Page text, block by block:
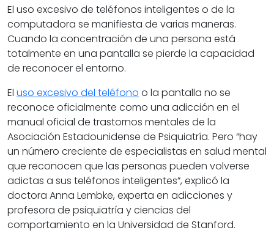
El uso excesivo de teléfonos inteligentes o de la
computadora se manifiesta de varias maneras.
Cuando la concentración de una persona está
totalmente en una pantalla se pierde la capacidad
de reconocer el entorno.
El uso excesivo del teléfono o la pantalla no se
reconoce oficialmente como una adicción en el
manual oficial de trastornos mentales de la
Asociación Estadounidense de Psiquiatría. Pero “hay
un número creciente de especialistas en salud mental
que reconocen que las personas pueden volverse
adictas a sus teléfonos inteligentes”, explicó la
doctora Anna Lembke, experta en adicciones y
profesora de psiquiatría y ciencias del
comportamiento en la Universidad de Stanford.